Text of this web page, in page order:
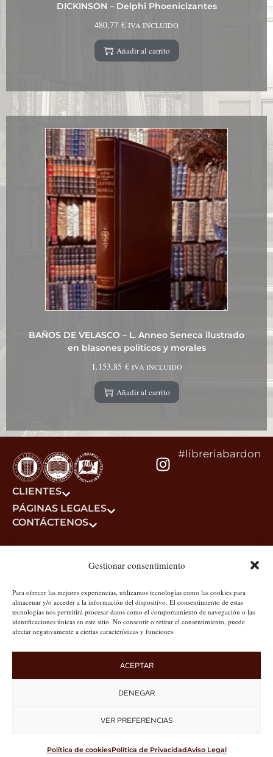
Gestionar consentimiento
Para ofrecer las mejores experiencias, utilizamos tecnologías como las cookies para
almacenar y/o acceder a la información del dispositivo. El consentimiento de estas
tecnologías nos permitirá procesar datos como el comportamiento de navegación o las
identificaciones únicas en este sitio. No consentir o retirar el consentimiento, puede
afectar negativamente a ciertas características y funciones.
ACEPTAR
DENEGAR
VER PREFERENCIAS
Política de cookiesPolítica de PrivacidadAviso Legal
DICKINSON – Delphi Phoenicizantes
480,77 € IVA INCLUIDO
Añadir al carrito
BAÑOS DE VELASCO – L. Anneo Seneca ilustrado
en blasones politicos y morales
1.153,85 € IVA INCLUIDO
Añadir al carrito
#libreriabardon
CLIENTES
PÁGINAS LEGALES
CONTÁCTENOS